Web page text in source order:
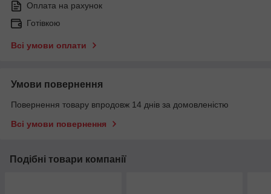
Оплата на рахунок
Готівкою
Всі умови оплати
Умови повернення
Повернення товару впродовж 14 днів за домовленістю
Всі умови повернення
Подібні товари компанії